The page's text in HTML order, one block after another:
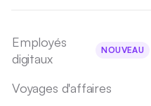
Employés
digitaux
NOUVEAU
Voyages d'affaires